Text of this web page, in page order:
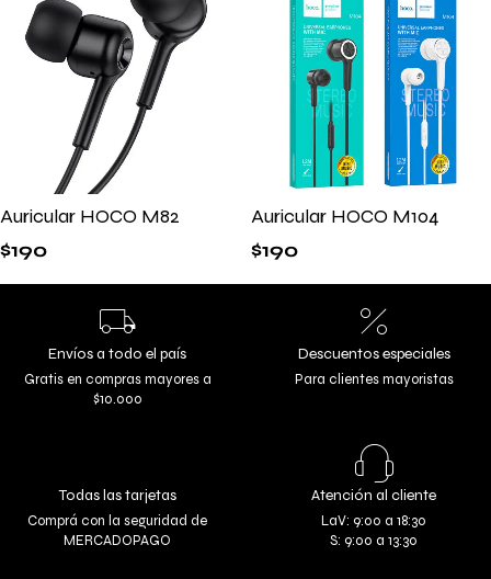
Auricular HOCO M82
$190
Auricular HOCO M104
$190
Envíos a todo el país
Gratis en compras mayores a
$10.000
Descuentos especiales
Para clientes mayoristas
Todas las tarjetas
Comprá con la seguridad de
MERCADOPAGO
Atención al cliente
LaV: 9:00 a 18:30
S: 9:00 a 13:30